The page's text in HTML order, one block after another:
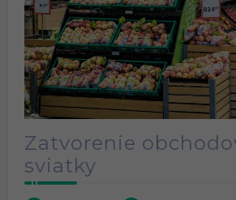
Zatvorenie
sviatky